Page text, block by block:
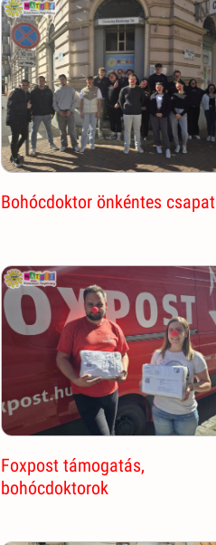
Bohócdoktor önkéntes csapat
Foxpost támogatás,
bohócdoktorok